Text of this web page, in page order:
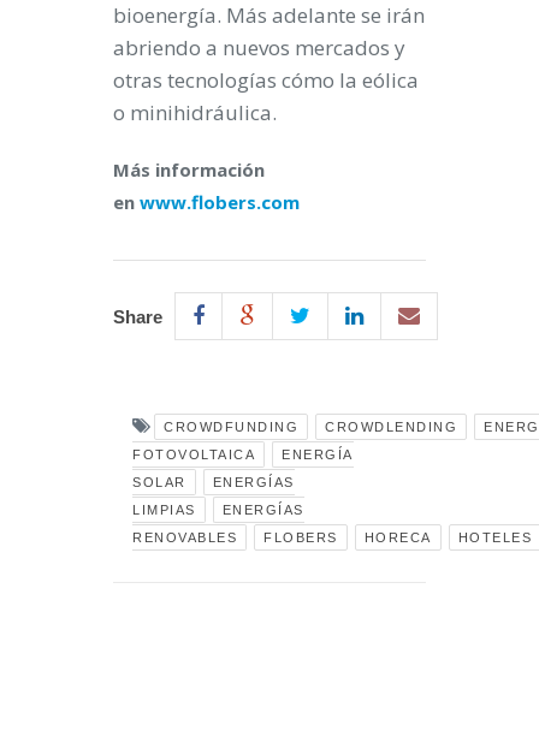
bioenergía. Más adelante se irán
abriendo a nuevos mercados y
otras tecnologías cómo la eólica
o minihidráulica.
Más información
en www.flobers.com
Share
CROWDFUNDING CROWDLENDING
FOTOVOLTAICA
ENERGÍA
SOLAR
ENERGÍAS
LIMPIAS
ENERGÍAS
RENOVABLES
FLOBERS HORECA HOTELES